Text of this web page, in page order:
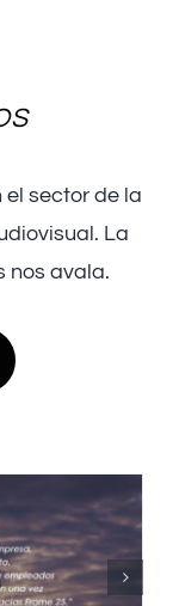
el sector de la
La
nos avala.